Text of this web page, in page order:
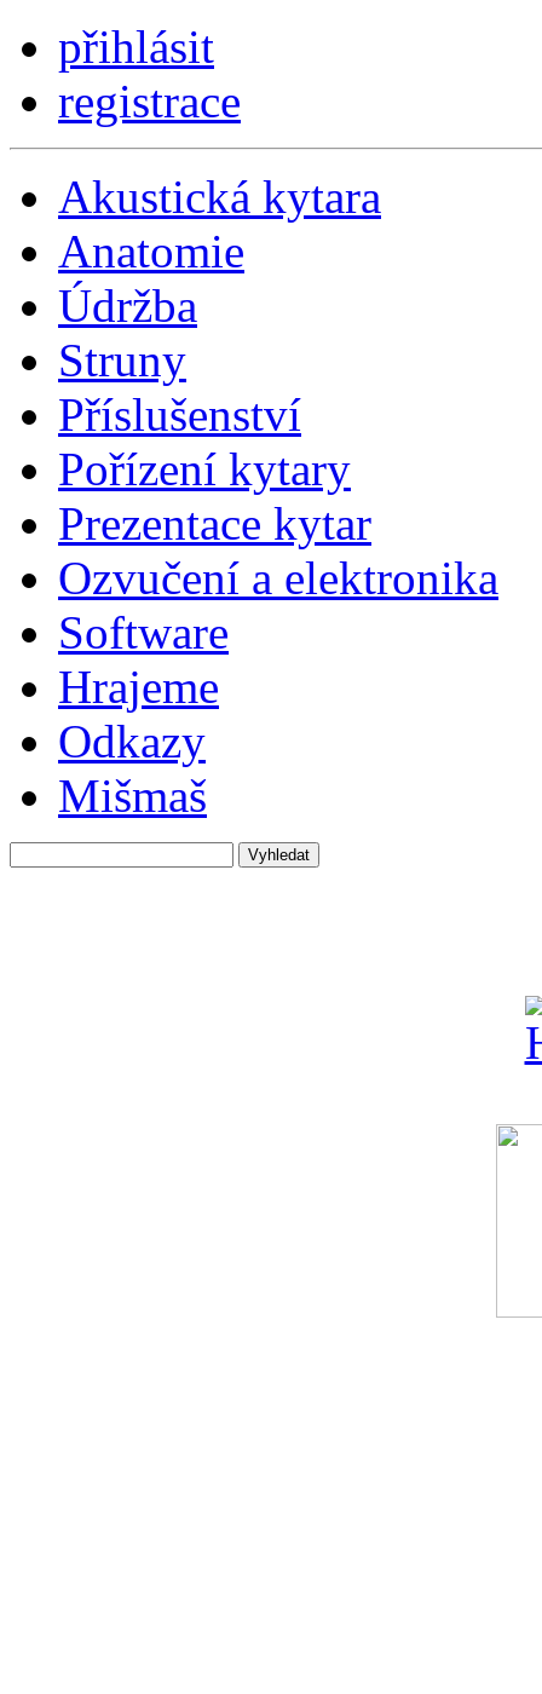
přihlásit
registrace
Akustická kytara
Anatomie
Údržba
Struny
Příslušenství
Pořízení kytary
Prezentace kytar
Ozvučení a elektronika
Software
Hrajeme
Odkazy
Mišmaš